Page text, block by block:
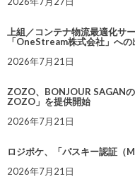
上組／コンテナ物流最適化サ
「OneStream株式会社」へ
2026年7月21日
ZOZO、BONJOUR SAGAN
ZOZO」を提供開始
2026年7月21日
ロジポケ、「パスキー認証（
2026年7月21日